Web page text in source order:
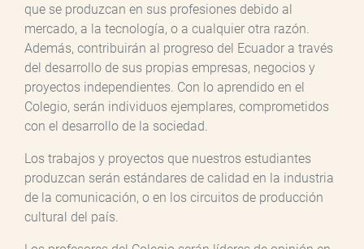
que se produzcan en sus profesiones debido al
mercado, a la tecnología, o a cualquier otra razón.
Además, contribuirán al progreso del Ecuador a través
del desarrollo de sus propias empresas, negocios y
proyectos independientes. Con lo aprendido en el
Colegio, serán individuos ejemplares, comprometidos
con el desarrollo de la sociedad.
Los trabajos y proyectos que nuestros estudiantes
produzcan serán estándares de calidad en la industria
de la comunicación, o en los circuitos de producción
cultural del país.